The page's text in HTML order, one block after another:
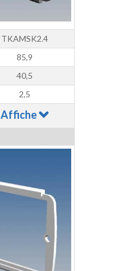
TKAMSK2.4
85,9
40,5
2,5
Affiche